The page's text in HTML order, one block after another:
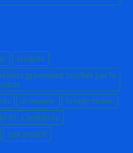
budgets
gravement touchés par le
économie
lavage mains
19 : L'arénicole
test positif